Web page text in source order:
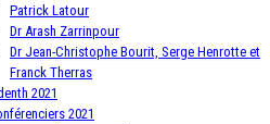
Patrick Latour
Dr Arash Zarrinpour
Dr Jean-Christophe Bourit, Serge Henrotte et
Franck Therras
2021
2021